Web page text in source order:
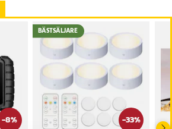
-8% -33%
BÄSTSÄLJARE